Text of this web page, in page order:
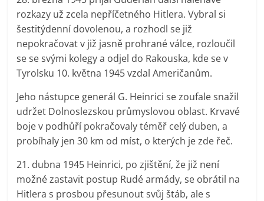
rozkazy už zcela nepříčetného Hitlera. Vybral si
šestitýdenní dovolenou, a rozhodl se již
nepokračovat v již jasně prohrané válce, rozloučil
se se svými kolegy a odjel do Rakouska, kde se v
Tyrolsku 10. května 1945 vzdal Američanům.
Jeho nástupce generál G. Heinrici se zoufale snažil
udržet Dolnoslezskou průmyslovou oblast. Krvavé
boje v podhůří pokračovaly téměř celý duben, a
probíhaly jen 30 km od míst, o kterých je zde řeč.
21. dubna 1945 Heinrici, po zjištění, že již není
možné zastavit postup Rudé armády, se obrátil na
Hitlera s prosbou přesunout svůj štáb, ale s